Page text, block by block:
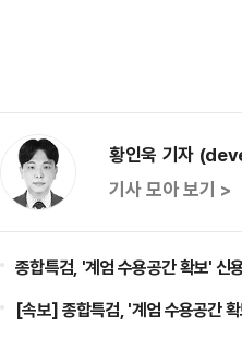
황인욱 기자
기사 모아 보기 >
종합특검, '계엄 수용공간 확보' 신
[속보] 종합특검, '계엄 수용공간